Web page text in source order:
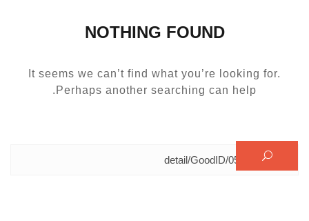
NOTHING FOUND
It seems we can’t find what you’re looking for.
Perhaps another searching can help.
البحث عن: